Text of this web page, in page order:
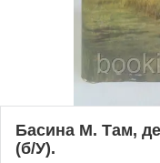
Басина М. Там,
(б/У).